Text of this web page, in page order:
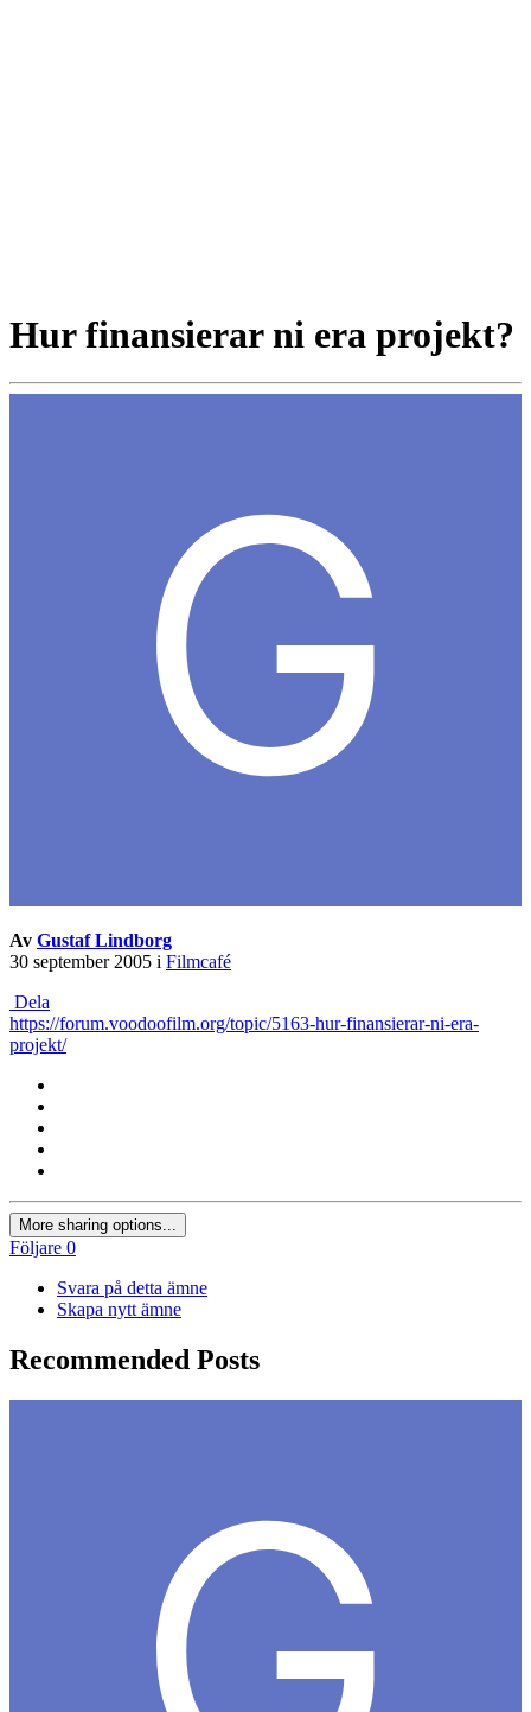
Hur finansierar ni era projekt?
Av Gustaf Lindborg
30 september 2005 i Filmcafé
Dela
https://forum.voodoofilm.org/topic/5163-hur-finansierar-ni-era-
projekt/
More sharing options...
Följare 0
Svara på detta ämne
Skapa nytt ämne
Recommended Posts